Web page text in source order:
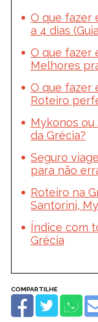
O que fazer
a 4 dias
O que fazer
Melhores
O que fazer
Roteiro
Mykonos ou
da Grécia?
Seguro
para não
Roteiro na
Santorini,
Índice com
Grécia